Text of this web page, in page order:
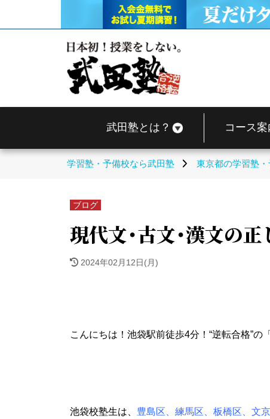
武田塾とは？ コース案
学習塾・予備校なら武田塾 東京都の学習塾
ブログ
現代文・古文・漢文の
2024年02月12日(月)
こんにちは！池袋駅前徒歩4分！“逆転合格”の
池袋校塾生は、 豊島区、練馬区、板橋区、文